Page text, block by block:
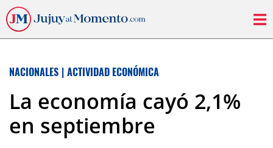
NACIONALES | ACTIVIDAD ECONÓMICA
La economía cayó 2,1%
en septiembre